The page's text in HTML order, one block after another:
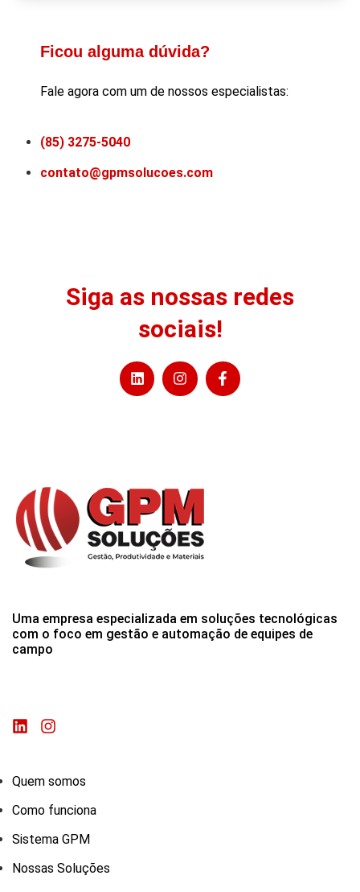
Ficou alguma dúvida?
Fale agora com um de nossos especialistas:
(85) 3275-5040
contato@gpmsolucoes.com
Siga as nossas redes
sociais!
Uma empresa especializada em soluções tecnológicas
com o foco em gestão e automação de equipes de
campo
Quem somos
Como funciona
Sistema GPM
Nossas Soluções